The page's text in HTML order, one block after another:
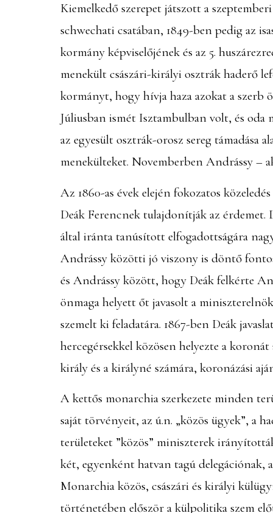
Kiemelkedő szerepet játszott a
schwechati csatában, 1849-ben pedig az
kormány képviselőjének és az 5.
menekült császári-királyi osztrák haderő
kormányt, hogy hívja haza azokat a szerb
Júliusban ismét Isztambulban volt, és oda
az egyesült osztrák-orosz sereg
menekülteket. Novemberben Andrássy –
Az 1860-as évek elején fokozatos
Deák Ferencnek tulajdonítják az érdemet.
által iránta tanúsított elfogadottságára
Andrássy közötti jó viszony is döntő
és Andrássy között, hogy Deák felkérte
önmaga helyett őt javasolt a
szemelt ki feladatára. 1867-ben Deák
hercegérsekkel közösen helyezte a
király és a királyné számára, koronázási
A kettős monarchia szerkezete minden
saját törvényeit, az ú.n. „közös ügyek”, a
területeket ”közös” miniszterek
két, egyenként hatvan tagú delegációnak,
Monarchia közös, császári és királyi
történetében először a külpolitika szem